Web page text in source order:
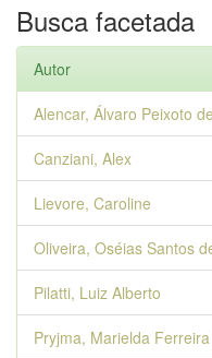
Busca facetada
Autor
Alencar, Álvaro Peixoto
Canziani, Alex
Lievore, Caroline
Oliveira, Oséias Santos
Pilatti, Luiz Alberto
Pryjma, Marielda